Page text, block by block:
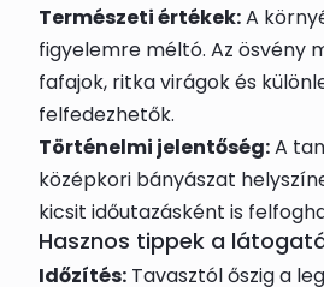
Természeti értékek:A
figyelemre méltó. Az ösvény
fafajok, ritka virágok és
felfedezhetők.
Történelmi jelentőség:A
középkori bányászat
kicsit időutazásként is
Hasznos tippek a
Időzítés: Tavasztól őszig a